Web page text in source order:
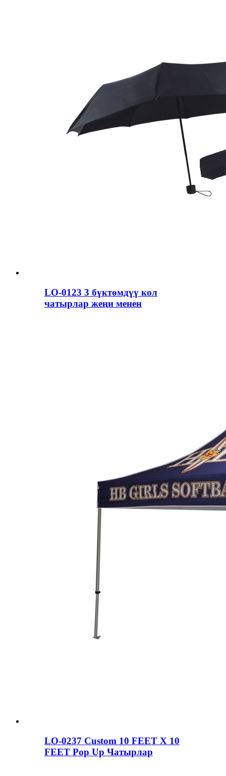
LO-0123 3 бүктөмдүү кол
чатырлар жеңи менен
LO-0237 Custom 10 FEET X 10
FEET Pop Up Чатырлар